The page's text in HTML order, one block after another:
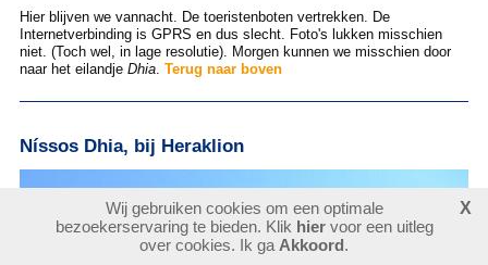
Hier blijven we vannacht. De toeristenboten vertrekken. De
Internetverbinding is GPRS en dus slecht. Foto's lukken misschien
niet. (Toch wel, in lage resolutie). Morgen kunnen we misschien door
naar het eilandje Dhia. Terug naar boven
Níssos Dhia, bij Heraklion
Wij gebruiken cookies om een optimale
bezoekerservaring te bieden. Klik hiervoor een uitleg
over cookies. Ik ga Akkoord.
X